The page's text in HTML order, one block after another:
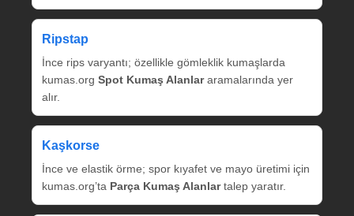
Ripstap
İnce rips varyantı; özellikle gömleklik kumaşlarda
kumas.org Spot Kumaş Alanlararamalarında yer
alır.
Kaşkorse
İnce ve elastik örme; spor kıyafet ve mayo üretimi için
kumas.org’ta Parça Kumaş Alanlartalep yaratır.